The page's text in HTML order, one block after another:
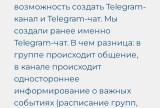
возможность создать Telegram-
канал и Telegram-чат. Мы
создали ранее именно
Telegram-чат. В чем разница: в
группе происходит общение,
в канале происходит
одностороннее
информирование о важных
событиях (расписание групп,